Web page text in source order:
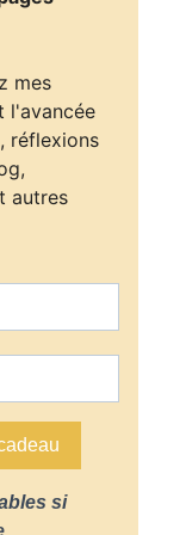
mes
l'avancée
réflexions
autres
si